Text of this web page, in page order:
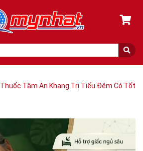
Thuốc Tâm An Khang Trị Tiểu Đêm Có Tốt